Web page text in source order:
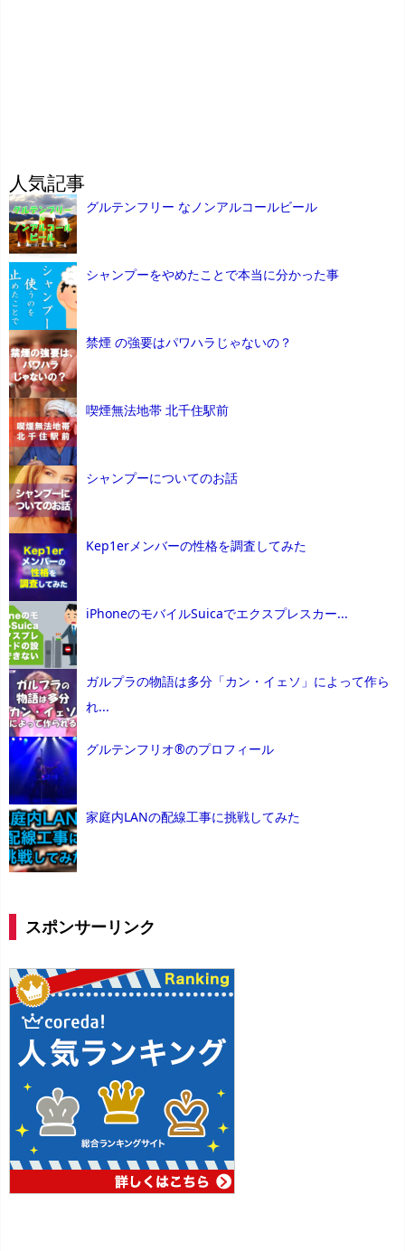
人気記事
グルテンフリー なノンアルコールビール
シャンプーをやめたことで本当に分かった事
禁煙 の強要はパワハラじゃないの？
喫煙無法地帯 北千住駅前
シャンプーについてのお話
Kep1erメンバーの性格を調査してみた
iPhoneのモバイルSuicaでエクスプレスカー...
ガルプラの物語は多分「カン・イェソ」によって作ら
れ...
グルテンフリオ®のプロフィール
家庭内LANの配線工事に挑戦してみた
スポンサーリンク